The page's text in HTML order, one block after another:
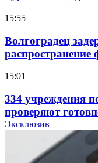
15:55
Волгоградец
15:01
334 учреждения
проверяют
учебному году
Эксклюзив